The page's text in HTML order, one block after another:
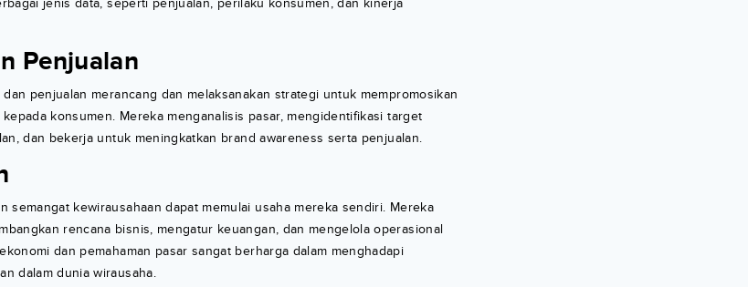
jenis data, seperti penjualan, perilaku konsumen, dan kinerja
Penjualan
penjualan merancang dan melaksanakan strategi untuk mempromosikan
konsumen. Mereka menganalisis pasar, mengidentifikasi target
dan bekerja untuk meningkatkan brand awareness serta penjualan.
semangat kewirausahaan dapat memulai usaha mereka sendiri. Mereka
rencana bisnis, mengatur keuangan, dan mengelola operasional
dan pemahaman pasar sangat berharga dalam menghadapi
dalam dunia wirausaha.